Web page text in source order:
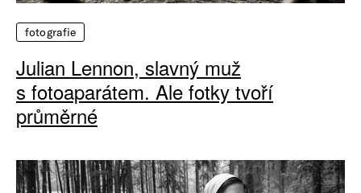
fotografie
Julian Lennon, slavný muž
s fotoaparátem. Ale fotky tvoří
průměrné